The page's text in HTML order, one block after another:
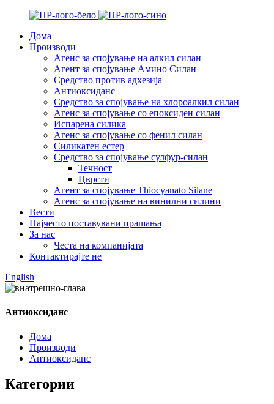
Дома
Производи
Агенс за спојување на алкил силан
Агент за спојување Амино Силан
Средство против адхезија
Антиоксиданс
Средство за спојување на хлороалкил силан
Агенс за спојување со епоксиден силан
Испарена силика
Агенс за спојување со фенил силан
Силикатен естер
Средство за спојување сулфур-силан
Течност
Цврсти
Агент за спојување Thiocyanato Silane
Агенс за спојување на винилни силини
Вести
Најчесто поставувани прашања
За нас
Честа на компанијата
Контактирајте не
English
Антиоксиданс
Дома
Производи
Антиоксиданс
Категории